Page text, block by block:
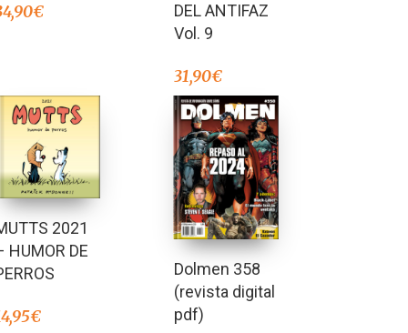
€
DEL ANTIFAZ
Vol. 9
31,90€
2021
HUMOR DE
€
Dolmen 358
(revista digital
pdf)